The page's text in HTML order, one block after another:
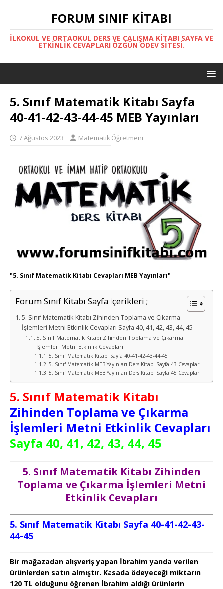
FORUM SINIF KITABI
İLKOKUL VE ORTAOKUL DERS VE ÇALIŞMA KITABI SAYFA VE
ETKINLIK CEVAPLARI ÖZGÜN ÖDEV SITESI.
5. Sınıf Matematik Kitabı Sayfa
40-41-42-43-44-45 MEB Yayınları
7 Ağustos 2023 Matematik Öğretmeni
"5. Sınıf Matematik Kitabı Cevapları MEB Yayınları"
Forum Sınıf Kitabı Sayfa İçerikleri ;
5. Sınıf Matematik Kitabı Zihinden Toplama ve Çıkarma
İşlemleri Metni Etkinlik Cevapları Sayfa 40, 41, 42, 43, 44, 45
5. Sınıf Matematik Kitabı Zihinden Toplama ve Çıkarma
İşlemleri Metni Etkinlik Cevapları
5. Sınıf Matematik Kitabı Sayfa 40-41-42-43-44-45
5. Sınıf Matematik MEB Yayınları Ders Kitabı Sayfa 43 Cevapları
5. Sınıf Matematik MEB Yayınları Ders Kitabı Sayfa 45 Cevapları
5. Sınıf Matematik Kitabı
Zihinden Toplama ve Çıkarma
İşlemleri Metni Etkinlik Cevapları
Sayfa 40, 41, 42, 43, 44, 45
5. Sınıf Matematik Kitabı Zihinden
Toplama ve Çıkarma İşlemleri Metni
Etkinlik Cevapları
5. Sınıf Matematik Kitabı Sayfa 40-41-42-43-
44-45
Bir mağazadan alışveriş yapan İbrahim yanda verilen
ürünlerden satın almıştır. Kasada ödeyeceği miktarın
120 TL olduğunu öğrenen İbrahim aldığı ürünlerin